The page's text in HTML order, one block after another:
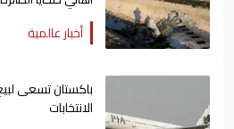
أخبار عالمية
باكستان تسعى
الانتخابات